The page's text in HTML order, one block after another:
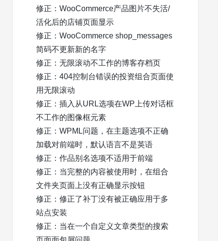
修正：WooCommerce产品图片不失活/
活化后的店铺页面显示
修正：WooCommerce shop_messages
简码不更新新的名字
修正：无限滚动不工作的博客存档页
修正：404控制台错误的投资组合页面使
用无限滚动
修正：插入从URL选项在WP上传对话框
不工作的图像框元素
修正：WPML问题，在主题选项不正确
加载对前端时，默认语言不是英语
修正：作品别名选项不适用于前端
修正：当完整的内容被使用时，在组合
文件夹页面上没有正确显示按钮
修正：修正了补丁没有被正确应用于多
站点安装
修正：当在一个自定义文章类型的搜索